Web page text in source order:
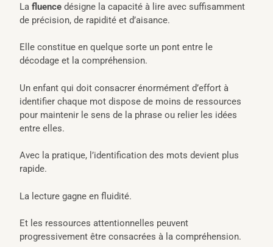
La fluence désigne la capacité à lire avec suffisamment
de précision, de rapidité et d’aisance.
Elle constitue en quelque sorte un pont entre le
décodage et la compréhension.
Un enfant qui doit consacrer énormément d’effort à
identifier chaque mot dispose de moins de ressources
pour maintenir le sens de la phrase ou relier les idées
entre elles.
Avec la pratique, l’identification des mots devient plus
rapide.
La lecture gagne en fluidité.
Et les ressources attentionnelles peuvent
progressivement être consacrées à la compréhension.